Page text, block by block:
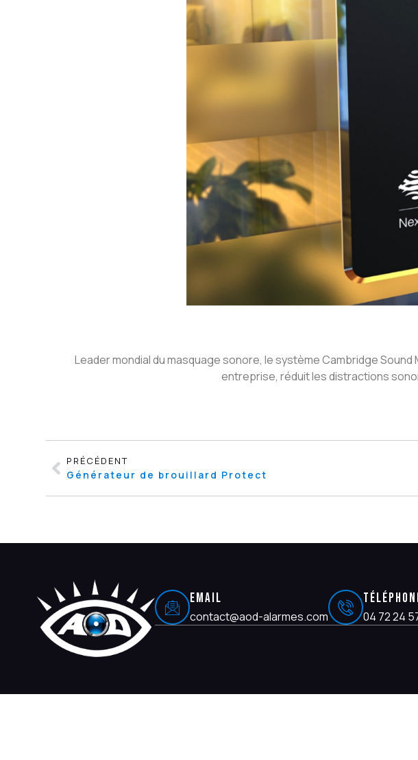
Leader mondial du masquage sonore, le système Cambridge
entreprise, réduit les distractions
PRÉCÉDENT
Générateur de brouillard Protect
EMAIL
contact@aod-alarmes.com 04 72 24